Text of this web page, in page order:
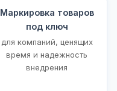
Маркировка товаров
под ключ
для компаний, ценящих
время и надежность
внедрения